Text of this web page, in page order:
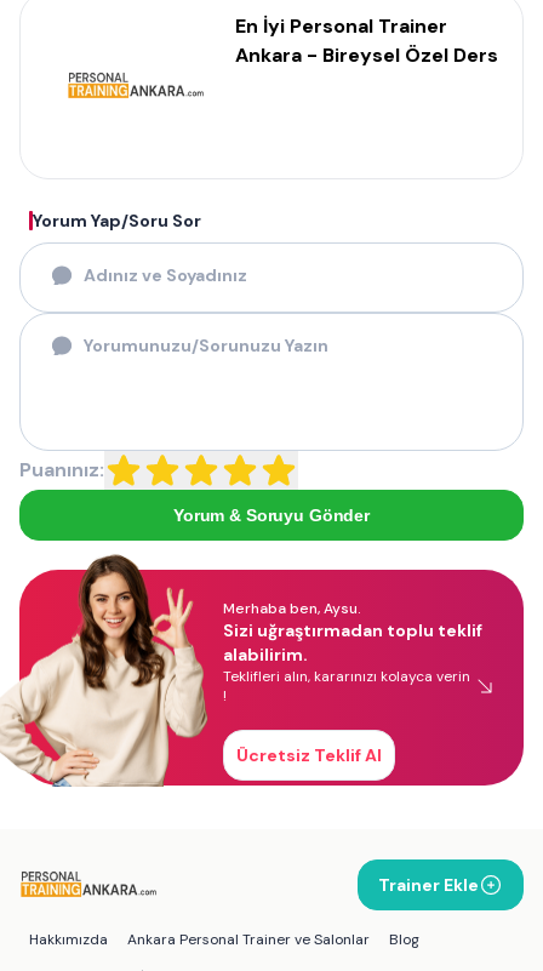
En İyi Personal Trainer
Ankara - Bireysel Özel Ders
Yorum Yap/Soru Sor
Puanınız:
Yorum & Soruyu Gönder
Merhaba ben, Aysu.
Sizi uğraştırmadan toplu teklif
alabilirim.
Teklifleri alın, kararınızı kolayca verin
!
Ücretsiz Teklif Al
Trainer Ekle
Hakkımızda Ankara Personal Trainer ve Salonlar
Blog